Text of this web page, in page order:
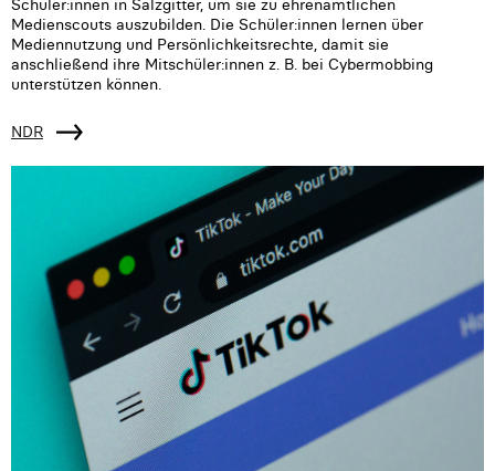
Schüler:innen in Salzgitter, um sie zu ehrenamtlichen
Medienscouts auszubilden. Die Schüler:innen lernen über
Mediennutzung und Persönlichkeitsrechte, damit sie
anschließend ihre Mitschüler:innen z. B. bei Cybermobbing
unterstützen können.
NDR